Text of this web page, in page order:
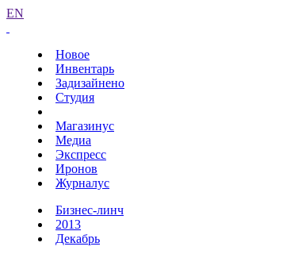
EN
Новое
Инвентарь
Задизайнено
Студия
Магазинус
Медиа
Экспресс
Иронов
Журналус
Бизнес-линч
2013
Декабрь